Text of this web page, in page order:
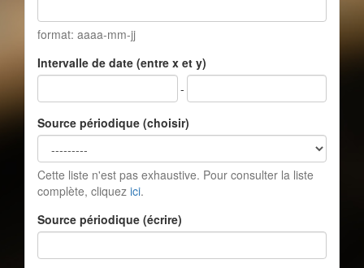
format: aaaa-mm-jj
Intervalle de date (entre x et y)
-
Source périodique (choisir)
Cette liste n'est pas exhaustive. Pour consulter la liste
complète, cliquez ici.
Source périodique (écrire)